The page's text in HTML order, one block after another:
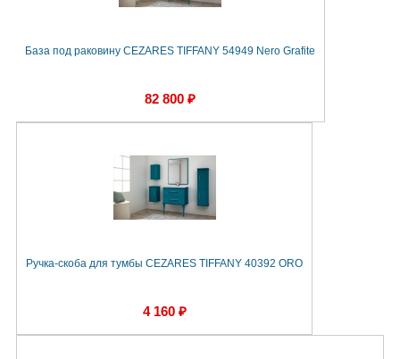
База под раковину CEZARES TIFFANY 54949 Nero Grafite
82 800 ₽
Ручка-скоба для тумбы CEZARES TIFFANY 40392 ORO
4 160 ₽